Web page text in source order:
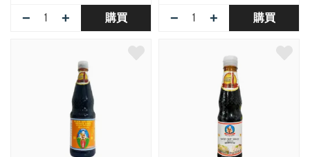
− + 購買 − + 購買